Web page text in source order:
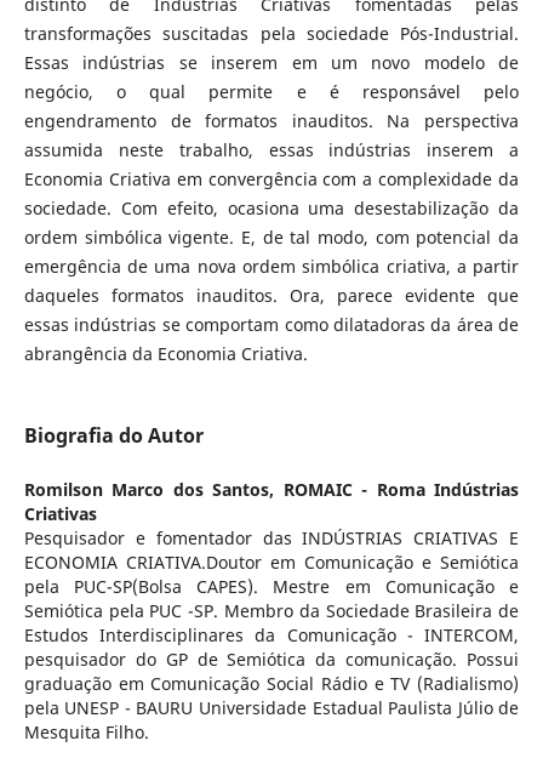
transformações suscitadas pela sociedade Pós-Industrial.
Essas indústrias se inserem em um novo modelo de
negócio, o qual permite e é responsável pelo
engendramento de formatos inauditos. Na perspectiva
assumida neste trabalho, essas indústrias inserem a
Economia Criativa em convergência com a complexidade da
sociedade. Com efeito, ocasiona uma desestabilização da
ordem simbólica vigente. E, de tal modo, com potencial da
emergência de uma nova ordem simbólica criativa, a partir
daqueles formatos inauditos. Ora, parece evidente que
essas indústrias se comportam como dilatadoras da área de
abrangência da Economia Criativa.
Biografia do Autor
Romilson Marco dos Santos, ROMAIC - Roma Indústrias
Criativas
Pesquisador e fomentador das INDÚSTRIAS CRIATIVAS E
ECONOMIA CRIATIVA.Doutor em Comunicação e Semiótica
pela PUC-SP(Bolsa CAPES). Mestre em Comunicação e
Semiótica pela PUC -SP. Membro da Sociedade Brasileira de
Estudos Interdisciplinares da Comunicação - INTERCOM,
pesquisador do GP de Semiótica da comunicação. Possui
graduação em Comunicação Social Rádio e TV (Radialismo)
pela UNESP - BAURU Universidade Estadual Paulista Júlio de
Mesquita Filho.